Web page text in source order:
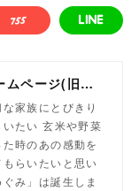
【公式】めぐみの杜ホームページ(旧自然食工房）
家族にとびきり
たい 玄米や野菜
時のあの感動を
らいたいと思い
み」は誕生しま